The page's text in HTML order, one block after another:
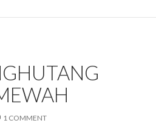
1 COMMENT